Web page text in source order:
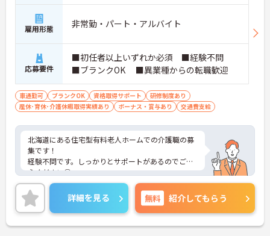
雇用形態 非常勤・パート・アルバイト
応募要件
■初任者以上いずれか必須 ■経験不問
■ブランクOK ■異業種からの転職歓迎
車通勤可 ブランクOK 資格取得サポート
研修制度あり
産休･育休･介護休暇取得実績あり
ボーナス・賞与あり 交通費支給
北海道にある住宅型有料老人ホームでの介護職の募
集です！
経験不問です。しっかりとサポートがあるのでご安
心ください◎
残業は無いので、プライベートの時間を大切にでき
ます☆
ご興味のある方には、面接対策ポイントなど、さら
に詳細をお話しいたしますのでお気軽にご相談くだ
さい！
詳細を見る 無料 紹介してもらう